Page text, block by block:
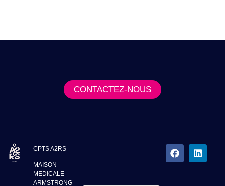
Vous avez une question ?
CONTACTEZ-NOUS
CPTS A2RS
MAISON
MEDICALE
ARMSTRONG